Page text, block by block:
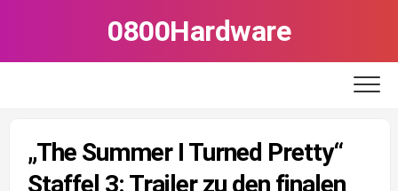
0800Hardware
„The Summer I Turned Pretty“
Staffel 3: Trailer zu den finalen